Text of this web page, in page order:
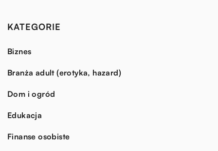
KATEGORIE
Biznes
Branża adult (erotyka, hazard)
Dom i ogród
Edukacja
Finanse osobiste